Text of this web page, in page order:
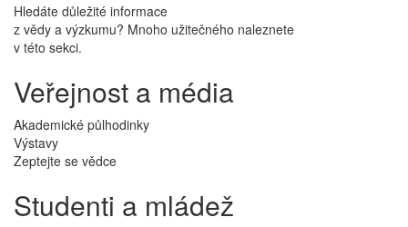
Hledáte důležité informace
z vědy a výzkumu? Mnoho užitečného naleznete
v této sekci.
Veřejnost a média
Akademické půlhodinky
Výstavy
Zeptejte se vědce
Studenti a mládež